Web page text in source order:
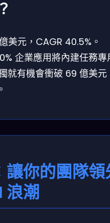
美元，CAGR 40.5%。
企業應用將內建任務專
就有機會衝破 69 億美元
讓你的團隊領
浪潮